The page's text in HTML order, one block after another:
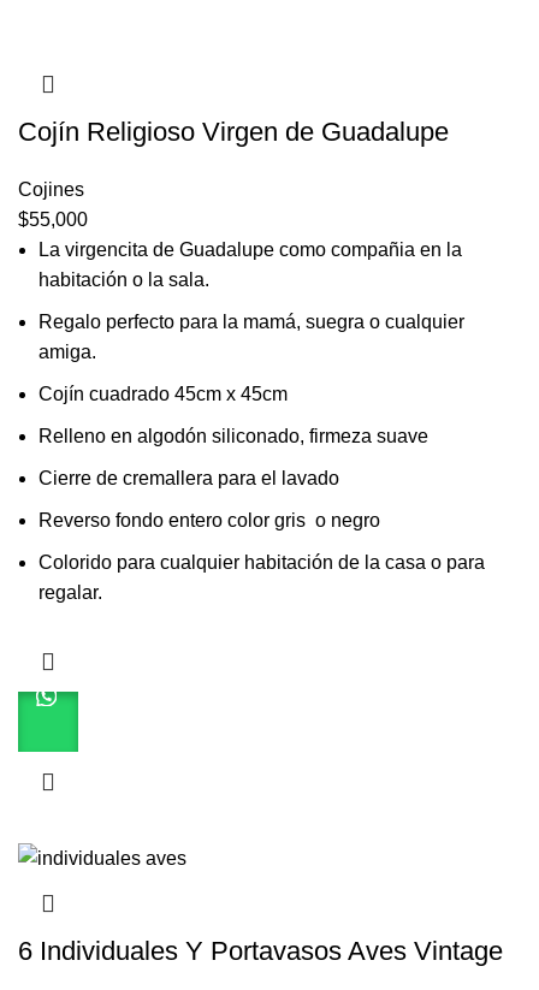
Cojín Religioso Virgen de Guadalupe
Cojines
$55,000
La virgencita de Guadalupe como compañia en la
habitación o la sala.
Regalo perfecto para la mamá, suegra o cualquier
amiga.
Cojín cuadrado 45cm x 45cm
Relleno en algodón siliconado, firmeza suave
Cierre de cremallera para el lavado
Reverso fondo entero color gris o negro
Colorido para cualquier habitación de la casa o para
regalar.
6 Individuales Y Portavasos Aves Vintage